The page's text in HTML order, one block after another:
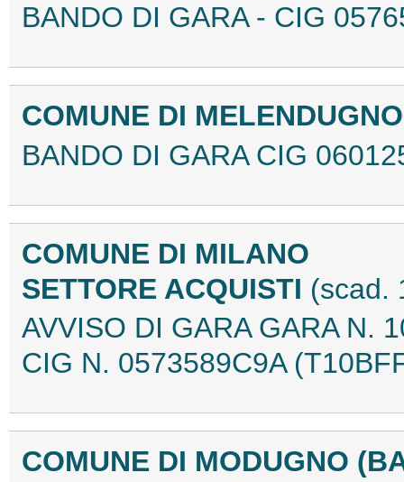
BANDO DI GARA - CIG
COMUNE DI
BANDO DI GARA CIG
COMUNE DI MILANO
SETTORE ACQUISTI (scad.
AVVISO DI GARA GARA N.
CIG N. 0573589C9A
COMUNE DI MODUGNO